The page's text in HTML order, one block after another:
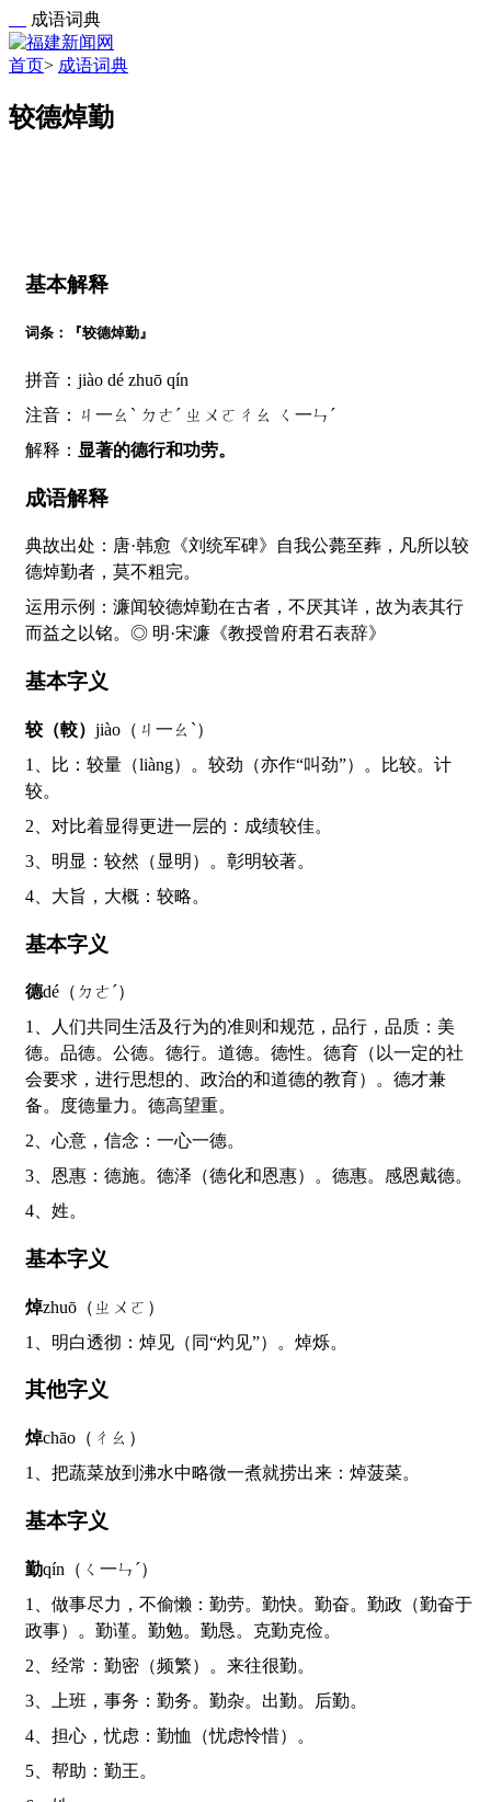
成语词典
首页> 成语词典
较德焯勤
基本解释
词条：『较德焯勤』
拼音：jiào dé zhuō qín
注音：ㄐ一ㄠˋ ㄉㄜˊ ㄓㄨㄛㄔㄠ ㄑ一ㄣˊ
解释： 显著的德行和功劳。
成语解释
典故出处：唐·韩愈《刘统军碑》自我公薨至葬，凡所以较
德焯勤者，莫不粗完。
运用示例：濂闻较德焯勤在古者，不厌其详，故为表其行
而益之以铭。◎ 明·宋濂《教授曾府君石表辞》
基本字义
较（較） jiào（ㄐ一ㄠˋ）
1、比：较量（liàng）。较劲（亦作“叫劲”）。比较。计
较。
2、对比着显得更进一层的：成绩较佳。
3、明显：较然（显明）。彰明较著。
4、大旨，大概：较略。
基本字义
德dé（ㄉㄜˊ）
1、人们共同生活及行为的准则和规范，品行，品质：美
德。品德。公德。德行。道德。德性。德育（以一定的社
会要求，进行思想的、政治的和道德的教育）。德才兼
备。度德量力。德高望重。
2、心意，信念：一心一德。
3、恩惠：德施。德泽（德化和恩惠）。德惠。感恩戴德。
4、姓。
基本字义
焯zhuō（ㄓㄨㄛ）
1、明白透彻：焯见（同“灼见”）。焯烁。
其他字义
焯chāo（ㄔㄠ）
1、把蔬菜放到沸水中略微一煮就捞出来：焯菠菜。
基本字义
勤qín（ㄑ一ㄣˊ）
1、做事尽力，不偷懒：勤劳。勤快。勤奋。勤政（勤奋于
政事）。勤谨。勤勉。勤恳。克勤克俭。
2、经常：勤密（频繁）。来往很勤。
3、上班，事务：勤务。勤杂。出勤。后勤。
4、担心，忧虑：勤恤（忧虑怜惜）。
5、帮助：勤王。